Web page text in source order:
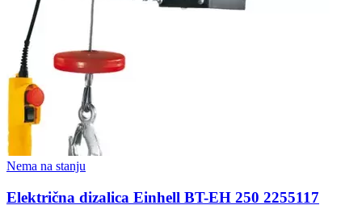
Nema na stanju
Električna dizalica Einhell BT-EH 250 2255117